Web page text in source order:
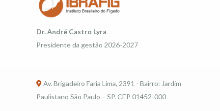
Dr. André Castro Lyra
Presidente da gestão 2026-2027
Av. Brigadeiro Faria Lima, 2391 - Bairro: Jardim
Paulistano São Paulo – SP. CEP 01452-000